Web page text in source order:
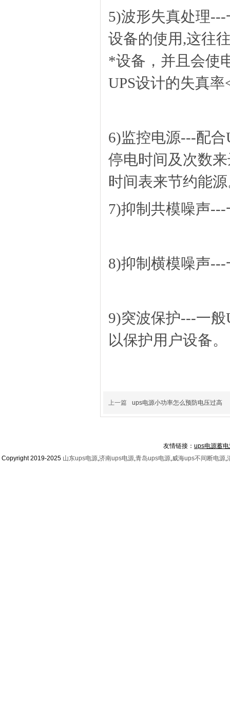
5)波形失真处理
设备的使用,这往
*设备，并且会使
UPS设计的失真率
6)监控电源---配
停电时间及次数
时间表来节约能
7)抑制共模噪声
8)抑制横模噪声
9)突波保护---一
以保护用户设备。
上一篇 ups电源小功率怎么预防电压过高
友情链接： ups电源蓄
Copyright 2019-2025 山东ups电源,济南ups电源,青岛ups电源,威海ups不间断电源,